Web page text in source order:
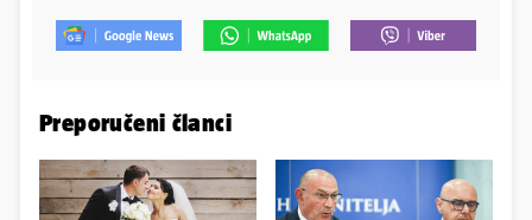
Preporučeni članci